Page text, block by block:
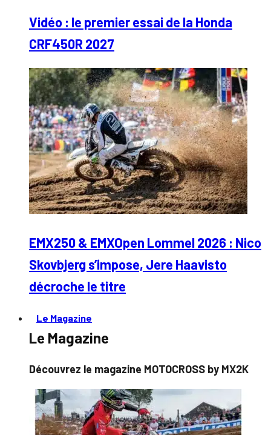
Vidéo : le premier essai de la Honda
CRF450R 2027
EMX250 & EMXOpen Lommel 2026 : Nico
Skovbjerg s’impose, Jere Haavisto
décroche le titre
Le Magazine
Le Magazine
Découvrez le magazine MOTOCROSS by MX2K